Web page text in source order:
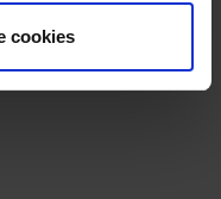
cookies